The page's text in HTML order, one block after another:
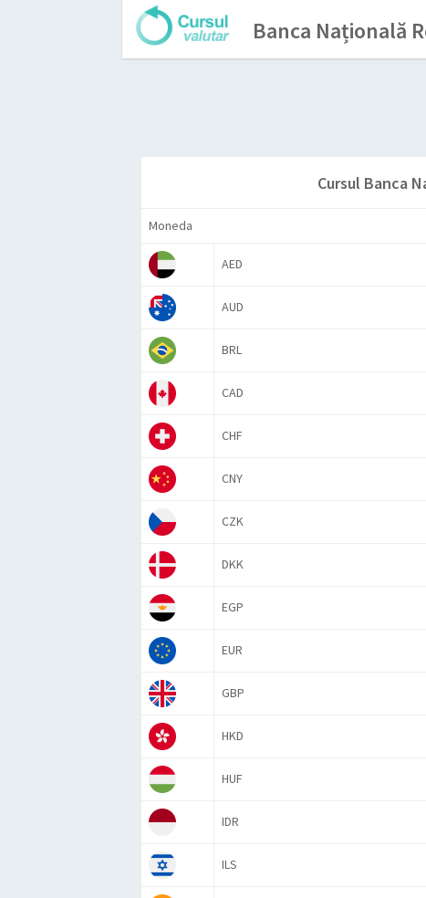
Banca Națională
Cursul Banca
Moneda
AED
AUD
BRL
CAD
CHF
CNY
CZK
DKK
EGP
EUR
GBP
HKD
HUF
IDR
ILS